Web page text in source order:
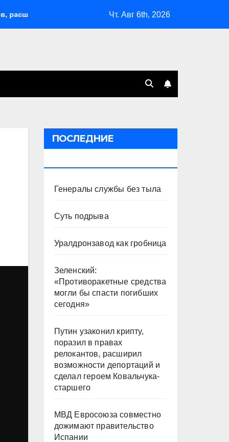
возможности депортаций и сделал героем Ковальчука-
Чт. Авг 6th, 2026
ПОСЛЕДНИЕ
Генералы службы без тыла
Суть подрыва
Уралдронзавод как гробница
Зеленский:
«Противоракетные средства
могли бы спасти погибших
сегодня»
Путин узаконил крипту,
поразил в правах
релокантов, расширил
возможности депортаций и
сделал героем Ковальчука-
старшего
МВД Евросоюза совместно
дожимают правительство
Испании